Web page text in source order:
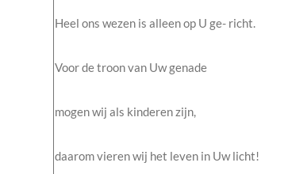
Heel ons wezen is alleen op U ge- richt.
Voor de troon van Uw genade
mogen wij als kinderen zijn,
daarom vieren wij het leven in Uw licht!